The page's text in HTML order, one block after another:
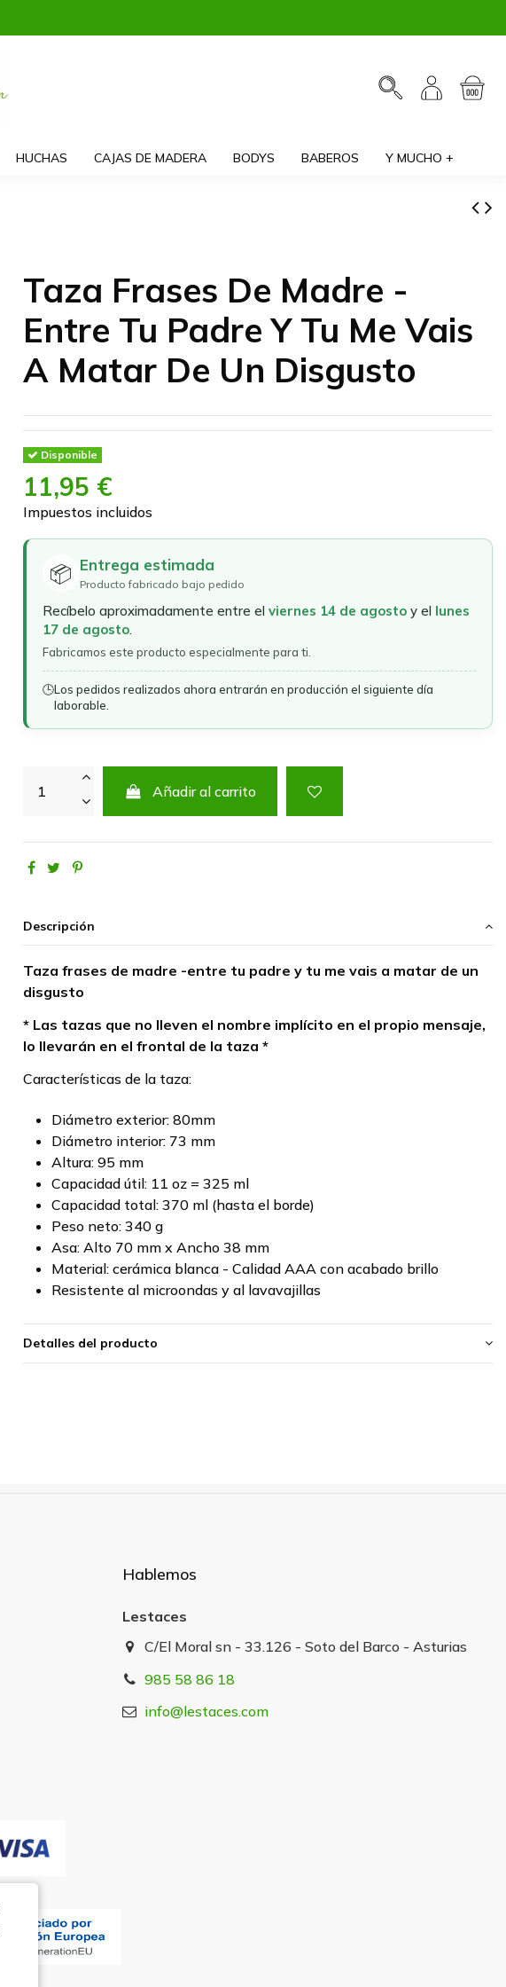
HUCHAS CAJAS DE MADERA BODYS BABEROS Y MUCHO +
Taza Frases De Madre -
Entre Tu Padre Y Tu Me Vais
A Matar De Un Disgusto
Disponible
11,95 €
Impuestos incluidos
📦 Entrega estimada
Producto fabricado bajo pedido
Recíbelo aproximadamente entre el viernes 14 de agostoy el lunes
17 de agosto.
Fabricamos este producto especialmente para ti.
🕒Los pedidos realizados ahora entrarán en producción el siguiente día
laborable.
Añadir al carrito
Descripción
Taza frases de madre -entre tu padre y tu me vais a matar de un
disgusto
* Las tazas que no lleven el nombre implícito en el propio mensaje,
lo llevarán en el frontal de la taza *
Características de la taza:
Diámetro exterior: 80mm
Diámetro interior: 73 mm
Altura: 95 mm
Capacidad útil: 11 oz = 325 ml
Capacidad total: 370 ml (hasta el borde)
Peso neto: 340 g
Asa: Alto 70 mm x Ancho 38 mm
Material: cerámica blanca - Calidad AAA con acabado brillo
Resistente al microondas y al lavavajillas
Detalles del producto
Hablemos
Lestaces
C/El Moral sn - 33.126 - Soto del Barco - Asturias
985 58 86 18
info@lestaces.com